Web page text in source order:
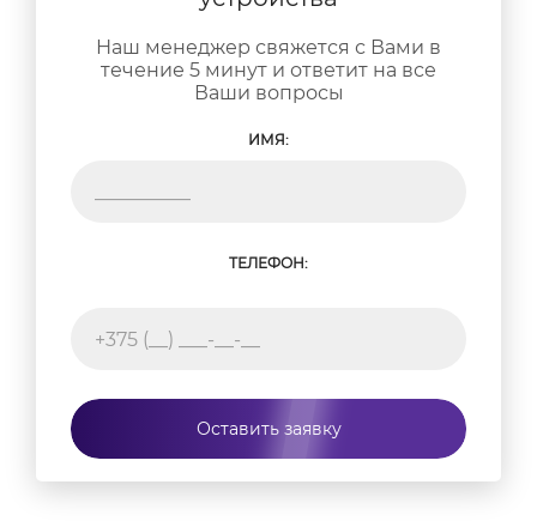
Наш менеджер свяжется с Вами в
течение 5 минут и ответит на все
Ваши вопросы
ИМЯ:
ТЕЛЕФОН:
Оставить заявку